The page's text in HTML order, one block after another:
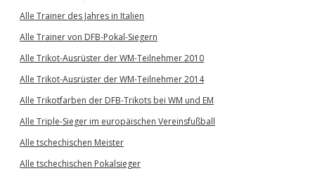
Alle Trainer des Jahres in Italien
Alle Trainer von DFB-Pokal-Siegern
Alle Trikot-Ausrüster der WM-Teilnehmer 2010
Alle Trikot-Ausrüster der WM-Teilnehmer 2014
Alle Trikotfarben der DFB-Trikots bei WM und EM
Alle Triple-Sieger im europäischen Vereinsfußball
Alle tschechischen Meister
Alle tschechischen Pokalsieger